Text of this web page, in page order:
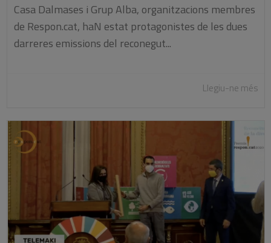
Casa Dalmases i Grup Alba, organitzacions membres
de Respon.cat, haN estat protagonistes de les dues
darreres emissions del reconegut...
Llegiu-ne més